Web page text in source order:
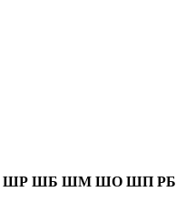
ШР ШБ ШМ ШО ШП РБ